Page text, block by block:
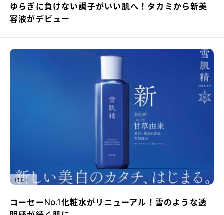
ゆらぎに負けない調子がいい肌へ！タカミから新美
容液がデビュー
ITEM
コーセーNo.1化粧水がリニューアル！雪のような透